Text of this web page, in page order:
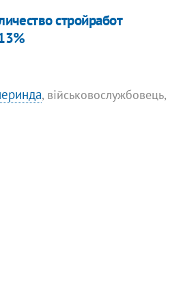
стройработ
, військовослужбовець,